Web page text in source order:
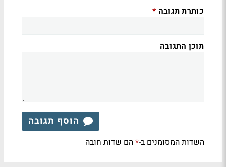
כותרת תגובה *
תוכן התגובה
הוסף תגובה
השדות המסומנים ב-*הם שדות חובה